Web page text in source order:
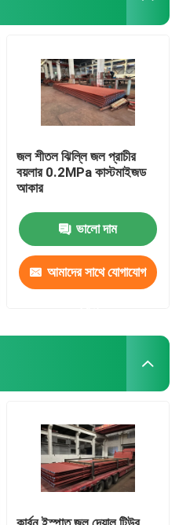
জল শীতল ঝিল্লি জল প্রাচীর
বয়লার 0.2MPa কাস্টমাইজড
আকার
ভালো দাম
আমাদের সাথে যোগাযোগ